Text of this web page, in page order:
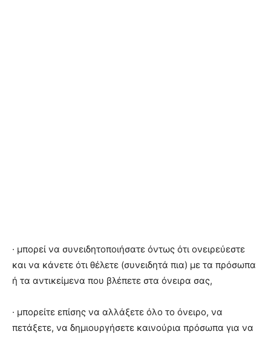
· μπορεί να συνειδητοποιήσατε όντως ότι ονειρεύεστε
και να κάνετε ότι θέλετε (συνειδητά πια) με τα πρόσωπα
ή τα αντικείμενα που βλέπετε στα όνειρα σας,
· μπορείτε επίσης να αλλάξετε όλο το όνειρο, να
πετάξετε, να δημιουργήσετε καινούρια πρόσωπα για να